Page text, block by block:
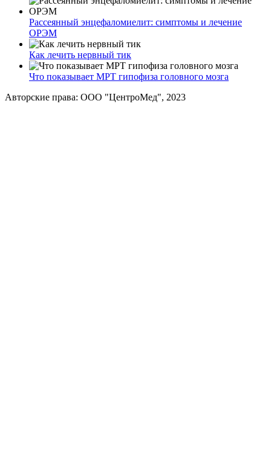
Рассеянный энцефаломиелит: симптомы и лечение
ОРЭМ
Как лечить нервный тик
Что показывает МРТ гипофиза головного мозга
Авторские права: ООО "ЦентроМед", 2023